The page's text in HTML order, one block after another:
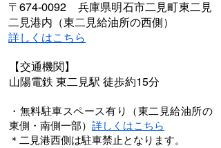
〒674-0092 兵庫県明石市二見町東二見
二見港内（東二見給油所の西側）
​詳しくはこちら
【交通機関】
山陽電鉄 東二見駅 徒歩約15分
・無料駐車スペース有り（東二見給油所の
東側・南側一部） ​詳しくはこちら
​＊二見港西側は駐車禁止となります。